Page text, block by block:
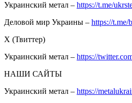
Украинский метал – https://t.me/
Деловой мир Украины – https://t.me/
Х (Твиттер)
Украинский метал – https://
НАШИ САЙТЫ
Украинский метал – https://